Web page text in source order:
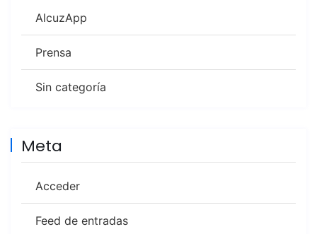
AlcuzApp
Prensa
Sin categoría
Meta
Acceder
Feed de entradas